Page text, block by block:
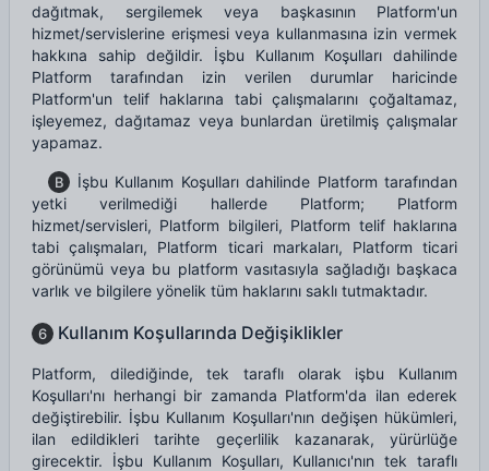
dağıtmak, sergilemek veya başkasının Platform'un
hizmet/servislerine erişmesi veya kullanmasına izin vermek
hakkına sahip değildir. İşbu Kullanım Koşulları dahilinde
Platform tarafından izin verilen durumlar haricinde
Platform'un telif haklarına tabi çalışmalarını çoğaltamaz,
işleyemez, dağıtamaz veya bunlardan üretilmiş çalışmalar
yapamaz.
B
İşbu Kullanım Koşulları dahilinde Platform tarafından
yetki verilmediği hallerde Platform; Platform
hizmet/servisleri, Platform bilgileri, Platform telif haklarına
tabi çalışmaları, Platform ticari markaları, Platform ticari
görünümü veya bu platform vasıtasıyla sağladığı başkaca
varlık ve bilgilere yönelik tüm haklarını saklı tutmaktadır.
6 Kullanım Koşullarında Değişiklikler
Platform, dilediğinde, tek taraflı olarak işbu Kullanım
Koşulları'nı herhangi bir zamanda Platform'da ilan ederek
değiştirebilir. İşbu Kullanım Koşulları'nın değişen hükümleri,
ilan edildikleri tarihte geçerlilik kazanarak, yürürlüğe
girecektir. İşbu Kullanım Koşulları, Kullanıcı'nın tek taraflı